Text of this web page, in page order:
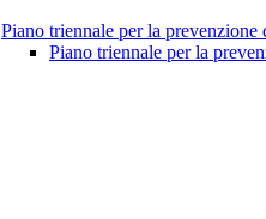
Piano triennale per la prevenzione
Piano triennale per la